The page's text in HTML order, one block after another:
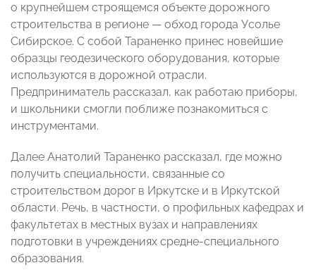
о крупнейшем строящемся объекте дорожного
строительства в регионе — обход города Усолье
Сибирское. С собой Тараненко принес новейшие
образцы геодезического оборудования, которые
используются в дорожной отрасли.
Предприниматель рассказал, как работаю приборы,
и школьники смогли поближе познакомиться с
инструментами.
Далее Анатолий Тараненко рассказал, где можно
получить специальности, связанные со
строительством дорог в Иркутске и в Иркутской
области. Речь, в частности, о профильных кафедрах и
факультетах в местных вузах и направлениях
подготовки в учреждениях средне-специального
образования.